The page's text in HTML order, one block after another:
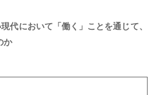
代において「働く」ことを通じて、
か